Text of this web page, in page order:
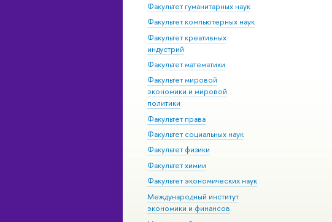
Факультет гуманитарных наук
Факультет компьютерных наук
Факультет креативных
индустрий
Факультет математики
Факультет мировой
экономики и мировой
политики
Факультет права
Факультет социальных наук
Факультет физики
Факультет химии
Факультет экономических наук
Международный институт
экономики и финансов